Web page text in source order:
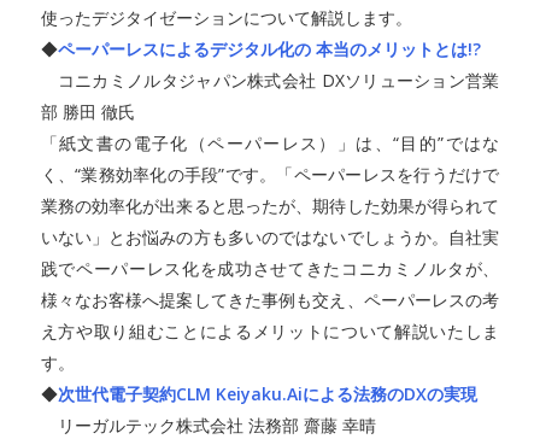
使ったデジタイゼーションについて解説します。
◆ペーパーレスによるデジタル化の 本当のメリットとは!?
コニカミノルタジャパン株式会社 DXソリューション営業
部 勝田 徹氏
「紙文書の電子化（ペーパーレス）」は、“目的”ではな
く、“業務効率化の手段”です。「ペーパーレスを行うだけで
業務の効率化が出来ると思ったが、期待した効果が得られて
いない」とお悩みの方も多いのではないでしょうか。自社実
践でペーパーレス化を成功させてきたコニカミノルタが、
様々なお客様へ提案してきた事例も交え、ペーパーレスの考
え方や取り組むことによるメリットについて解説いたしま
す。
◆次世代電子契約CLM Keiyaku.Aiによる法務のDXの実現
リーガルテック株式会社 法務部 齋藤 幸晴